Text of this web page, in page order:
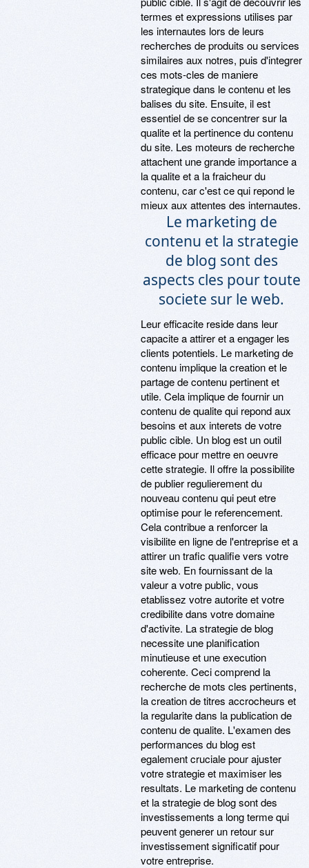
termes et expressions utilises par
les internautes lors de leurs
recherches de produits ou services
similaires aux notres, puis d'integrer
ces mots-cles de maniere
strategique dans le contenu et les
balises du site. Ensuite, il est
essentiel de se concentrer sur la
qualite et la pertinence du contenu
du site. Les moteurs de recherche
attachent une grande importance a
la qualite et a la fraicheur du
contenu, car c'est ce qui repond le
mieux aux attentes des internautes.
Le marketing de
contenu et la strategie
de blog sont des
aspects cles pour toute
societe sur le web.
Leur efficacite reside dans leur
capacite a attirer et a engager les
clients potentiels. Le marketing de
contenu implique la creation et le
partage de contenu pertinent et
utile. Cela implique de fournir un
contenu de qualite qui repond aux
besoins et aux interets de votre
public cible. Un blog est un outil
efficace pour mettre en oeuvre
cette strategie. Il offre la possibilite
de publier regulierement du
nouveau contenu qui peut etre
optimise pour le referencement.
Cela contribue a renforcer la
visibilite en ligne de l'entreprise et a
attirer un trafic qualifie vers votre
site web. En fournissant de la
valeur a votre public, vous
etablissez votre autorite et votre
credibilite dans votre domaine
d'activite. La strategie de blog
necessite une planification
minutieuse et une execution
coherente. Ceci comprend la
recherche de mots cles pertinents,
la creation de titres accrocheurs et
la regularite dans la publication de
contenu de qualite. L'examen des
performances du blog est
egalement cruciale pour ajuster
votre strategie et maximiser les
resultats. Le marketing de contenu
et la strategie de blog sont des
investissements a long terme qui
peuvent generer un retour sur
investissement significatif pour
votre entreprise.